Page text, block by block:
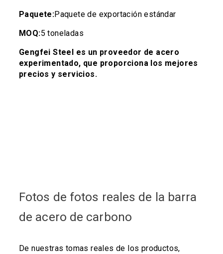
Paquete:Paquete de exportación estándar
MOQ:5 toneladas
Gengfei Steel es un proveedor de acero
experimentado, que proporciona los mejores
precios y servicios.
Fotos de fotos reales de la barra
de acero de carbono
De nuestras tomas reales de los productos,